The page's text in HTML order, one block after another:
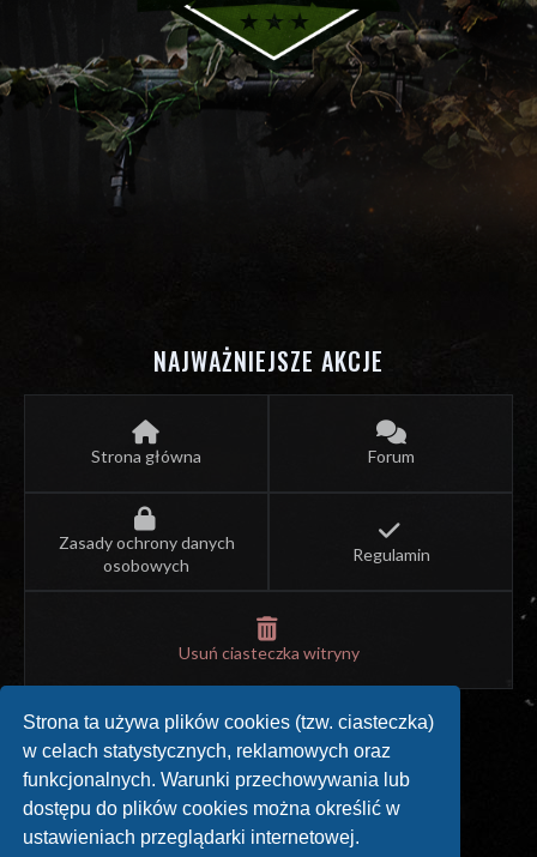
Strona ta używa plików cookies (tzw. ciasteczka)
w celach statystycznych, reklamowych oraz
funkcjonalnych. Warunki przechowywania lub
dostępu do plików cookies można określić w
ustawieniach przeglądarki internetowej.
NAJWAŻNIEJSZE AKCJE
Strona główna Forum
Zasady ochrony danych
osobowych
Regulamin
Usuń ciasteczka witryny
SPRAWDŹ NASZE SOCIAL MEDIA